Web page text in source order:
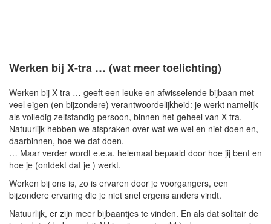
Werken bij X-tra … (wat meer toelichting)
Werken bij X-tra … geeft een leuke en afwisselende bijbaan met
veel eigen (en bijzondere) verantwoordelijkheid: je werkt namelijk
als volledig zelfstandig persoon, binnen het geheel van X-tra.
Natuurlijk hebben we afspraken over wat we wel en niet doen en,
daarbinnen, hoe we dat doen.
… Maar verder wordt e.e.a. helemaal bepaald door hoe jij bent en
hoe je (ontdekt dat je ) werkt.
Werken bij ons is, zo is ervaren door je voorgangers, een
bijzondere ervaring die je niet snel ergens anders vindt.
Natuurlijk, er zijn meer bijbaantjes te vinden. En als dat solitair de